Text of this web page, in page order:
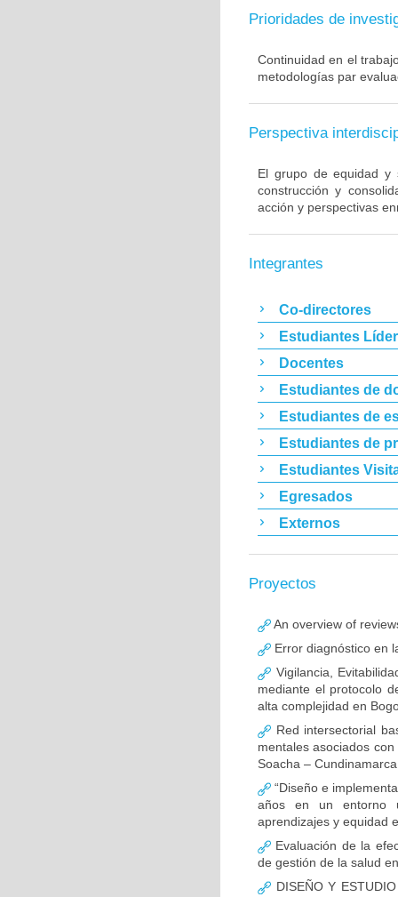
Prioridades de
Continuidad en el
metodologías par
Perspectiva
El grupo de equidad y
construcción y
acción y perspectivas
Integrantes
Co-directores
Estudiantes
Docentes
Estudiantes de
Estudiantes de
Estudiantes de
Estudiantes
Egresados
Externos
Proyectos
An overview of
Error diagnóstico en
Vigilancia,
mediante el protocolo
alta complejidad en
Red intersectorial
mentales asociados
Soacha –
“Diseño e
años en un entorno
aprendizajes y equidad
Evaluación de la
de gestión de la salud
DISEÑO Y